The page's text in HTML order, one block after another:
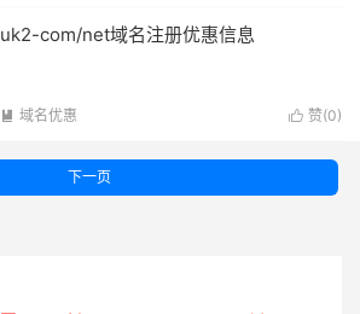
uk2-com/net域名注册优惠信息
 赞(0)
 域名优惠
下一页